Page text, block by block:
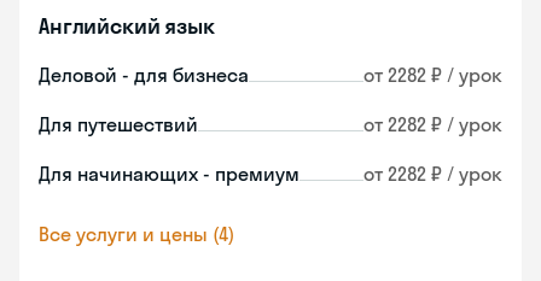
Английский язык
Деловой - для бизнеса от 2282 ₽ / урок
Для путешествий от 2282 ₽ / урок
Для начинающих - премиум от 2282 ₽ / урок
Все услуги и цены (4)